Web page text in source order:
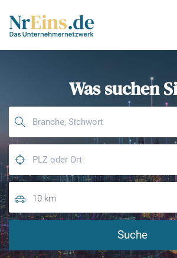
Was suchen
10 km
Suche